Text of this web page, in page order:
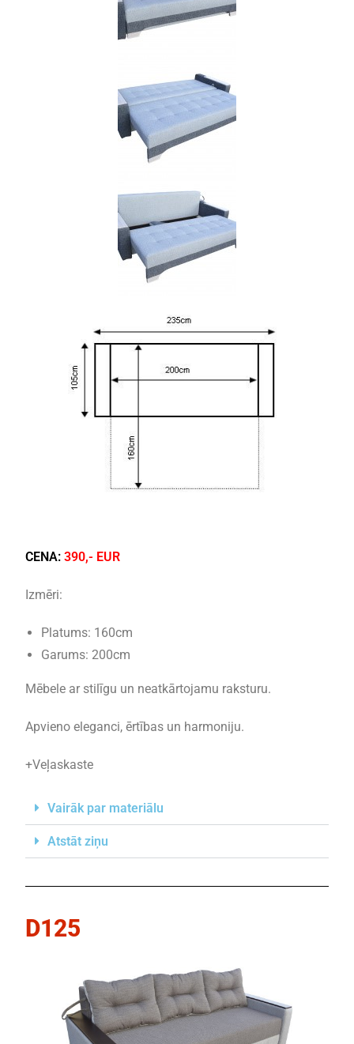
CENA: 390,- EUR
Izmēri:
Platums: 160cm
Garums: 200cm
Mēbele ar stilīgu un neatkārtojamu raksturu.
Apvieno eleganci, ērtības un harmoniju.
+Veļaskaste
Vairāk par materiālu
Atstāt ziņu
D125